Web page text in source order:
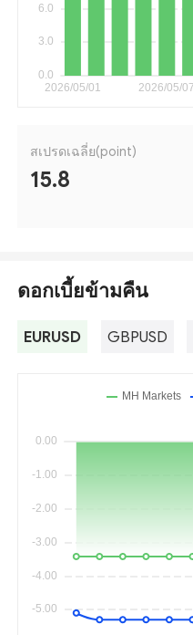
สเปรดเฉลี่ย(point)
15.8
ดอกเบี้ยข้ามคืน
EURUSD GBPUSD